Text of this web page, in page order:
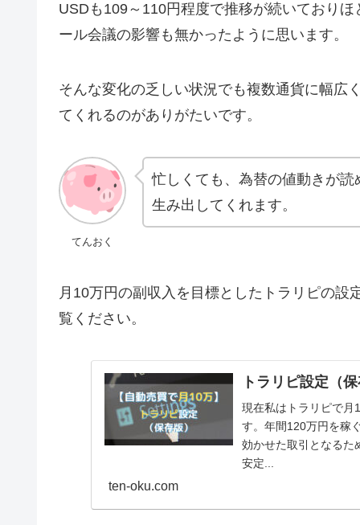
USDも109～110円程度で推移が続いており
ール会議の影響も無かったように思います。
そんな変化の乏しい状況でも複数通貨に幅広
てくれるのがありがたいです。
てんおく
忙しくても、為替の値動きが
生み出してくれます。
月10万円の副収入を目標としたトラリピの
覧ください。
トラリピ設定（
現在私はトラリピで月
す。年間120万円を稼
効かせた取引となるた
安定...
ten-oku.com